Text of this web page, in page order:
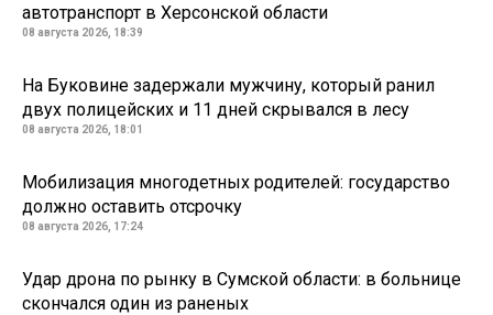
автотранспорт в Херсонской области
08 августа 2026, 18:39
На Буковине задержали мужчину, который ранил
двух полицейских и 11 дней скрывался в лесу
08 августа 2026, 18:01
Мобилизация многодетных родителей: государство
должно оставить отсрочку
08 августа 2026, 17:24
Удар дрона по рынку в Сумской области: в больнице
скончался один из раненых